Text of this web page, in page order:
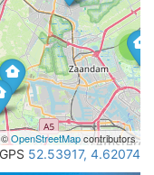
2
2
©OpenStreetMapcontributors
GPS 52.53917, 4.62074